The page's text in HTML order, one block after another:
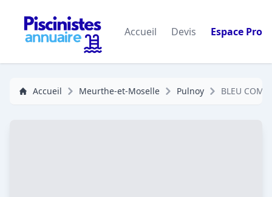
Accueil Devis Espace Pro
Accueil Meurthe-et-Moselle Pulnoy BLEU COM